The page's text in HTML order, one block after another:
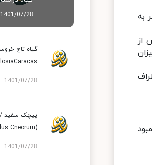
به
از
1401/07/28
گیاه تاج
1401/07/28
پیچک سفید
(Convolvulus Cneorum)
1401/07/28